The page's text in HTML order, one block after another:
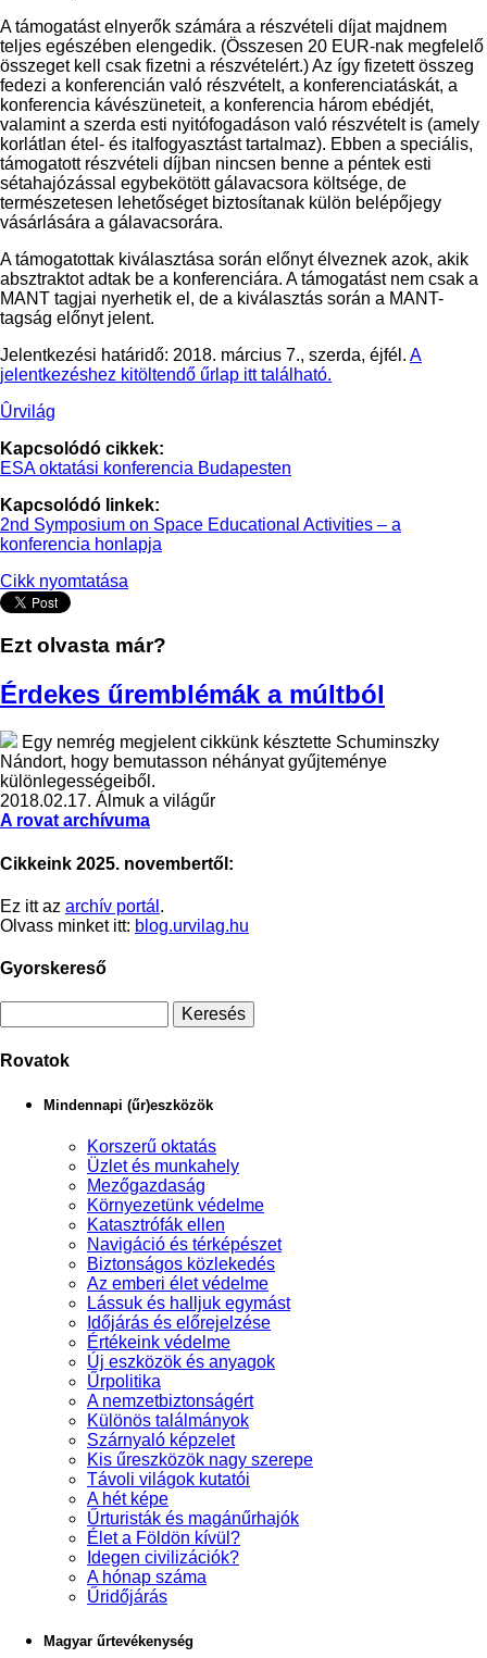
A támogatást elnyerők számára a részvételi díjat majdnem
teljes egészében elengedik. (Összesen 20 EUR-nak megfelelő
összeget kell csak fizetni a részvételért.) Az így fizetett összeg
fedezi a konferencián való részvételt, a konferenciatáskát, a
konferencia kávészüneteit, a konferencia három ebédjét,
valamint a szerda esti nyitófogadáson való részvételt is (amely
korlátlan étel- és italfogyasztást tartalmaz). Ebben a speciális,
támogatott részvételi díjban nincsen benne a péntek esti
sétahajózással egybekötött gálavacsora költsége, de
természetesen lehetőséget biztosítanak külön belépőjegy
vásárlására a gálavacsorára.
A támogatottak kiválasztása során előnyt élveznek azok, akik
absztraktot adtak be a konferenciára. A támogatást nem csak a
MANT tagjai nyerhetik el, de a kiválasztás során a MANT-
tagság előnyt jelent.
Jelentkezési határidő: 2018. március 7., szerda, éjfél. A
jelentkezéshez kitöltendő űrlap itt található.
Ûrvilág
Kapcsolódó cikkek:
ESA oktatási konferencia Budapesten
Kapcsolódó linkek:
2nd Symposium on Space Educational Activities – a
konferencia honlapja
Cikk nyomtatása
Ezt olvasta már?
Érdekes űremblémák a múltból
Egy nemrég megjelent cikkünk késztette Schuminszky
Nándort, hogy bemutasson néhányat gyűjteménye
különlegességeiből.
2018.02.17. Álmuk a világűr
A rovat archívuma
Cikkeink 2025. novembertől:
Ez itt az archív portál .
Olvass minket itt: blog.urvilag.hu
Gyorskereső
Rovatok
Mindennapi (űr)eszközök
Korszerű oktatás
Üzlet és munkahely
Mezőgazdaság
Környezetünk védelme
Katasztrófák ellen
Navigáció és térképészet
Biztonságos közlekedés
Az emberi élet védelme
Lássuk és halljuk egymást
Időjárás és előrejelzése
Értékeink védelme
Új eszközök és anyagok
Űrpolitika
A nemzetbiztonságért
Különös találmányok
Szárnyaló képzelet
Kis űreszközök nagy szerepe
Távoli világok kutatói
A hét képe
Űrturisták és magánűrhajók
Élet a Földön kívül?
Idegen civilizációk?
A hónap száma
Űridőjárás
Magyar űrtevékenység